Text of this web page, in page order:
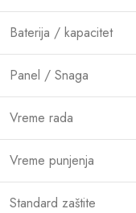
Baterija / kapacitet
Panel / Snaga
Vreme rada
Vreme punjenja
Standard zaštite